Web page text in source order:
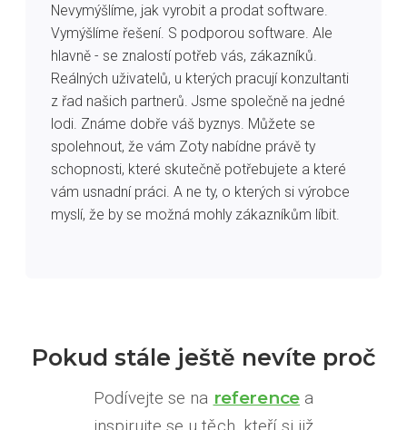
Nevymýšlíme, jak vyrobit a prodat software.
Vymýšlíme řešení. S podporou software. Ale
hlavně - se znalostí potřeb vás, zákazníků.
Reálných uživatelů, u kterých pracují konzultanti
z řad našich partnerů. Jsme společně na jedné
lodi. Známe dobře váš byznys. Můžete se
spolehnout, že vám Zoty nabídne právě ty
schopnosti, které skutečně potřebujete a které
vám usnadní práci. A ne ty, o kterých si výrobce
myslí, že by se možná mohly zákazníkům líbit.
Pokud stále ještě nevíte proč
Podívejte se na reference a